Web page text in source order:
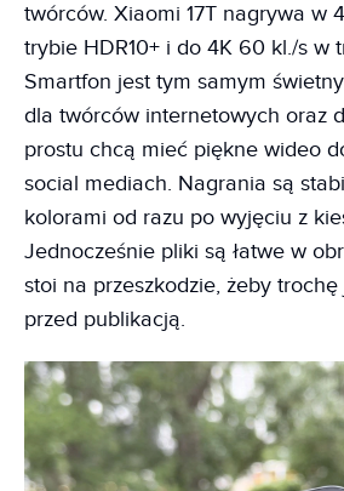
twórców. Xiaomi 17T nagrywa w
trybie HDR10+ i do 4K 60 kl./s w
Smartfon jest tym samym
dla twórców internetowych oraz
prostu chcą mieć piękne wideo
social mediach. Nagrania są
kolorami od razu po wyjęciu z
Jednocześnie pliki są łatwe w
stoi na przeszkodzie, żeby
przed publikacją.